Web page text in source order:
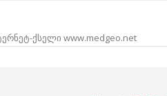
ქსელი www.medgeo.net